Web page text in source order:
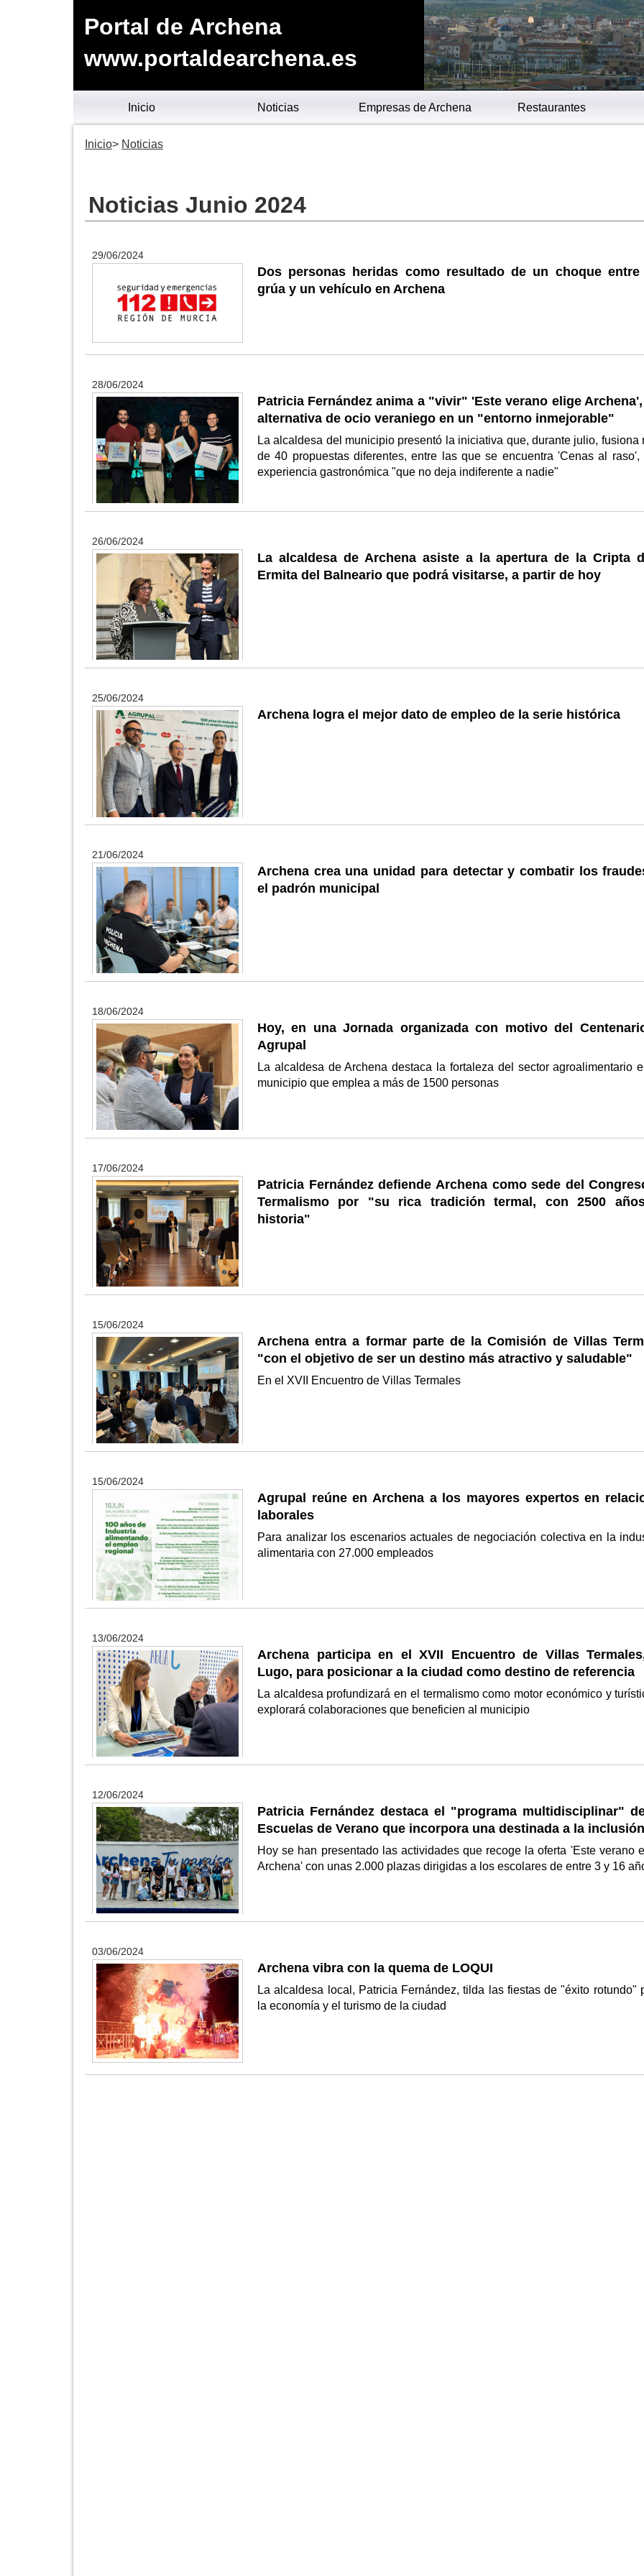
Portal de Archena
www.portaldearchena.es
Inicio Noticias Empresas de Archena Restaurantes
Inicio Noticias
Noticias Junio 2024
29/06/2024
Dos personas heridas como resultado de un choque entre
grúa y un vehículo en Archena
28/06/2024
Patricia Fernández anima a "vivir" 'Este verano elige
alternativa de ocio veraniego en un "entorno inmejorable"
La alcaldesa del municipio presentó la iniciativa que, durante julio, fusiona
de 40 propuestas diferentes, entre las que se encuentra 'Cenas al raso',
experiencia gastronómica "que no deja indiferente a nadie"
26/06/2024
La alcaldesa de Archena asiste a la apertura de la Cripta
Ermita del Balneario que podrá visitarse, a partir de hoy
25/06/2024
Archena logra el mejor dato de empleo de la serie histórica
21/06/2024
Archena crea una unidad para detectar y combatir los
el padrón municipal
18/06/2024
Hoy, en una Jornada organizada con motivo del
Agrupal
La alcaldesa de Archena destaca la fortaleza del sector agroalimentario
municipio que emplea a más de 1500 personas
17/06/2024
Patricia Fernández defiende Archena como sede del
Termalismo por "su rica tradición termal, con 2500
historia"
15/06/2024
Archena entra a formar parte de la Comisión de Villas
"con el objetivo de ser un destino más atractivo y saludable"
En el XVII Encuentro de Villas Termales
15/06/2024
Agrupal reúne en Archena a los mayores expertos en
laborales
Para analizar los escenarios actuales de negociación colectiva en la
alimentaria con 27.000 empleados
13/06/2024
Archena participa en el XVII Encuentro de Villas
Lugo, para posicionar a la ciudad como destino de referencia
La alcaldesa profundizará en el termalismo como motor económico y
explorará colaboraciones que beneficien al municipio
12/06/2024
Patricia Fernández destaca el "programa multidisciplinar"
Escuelas de Verano que incorpora una destinada a la inclusión
Hoy se han presentado las actividades que recoge la oferta 'Este verano
Archena' con unas 2.000 plazas dirigidas a los escolares de entre 3 y 16
03/06/2024
Archena vibra con la quema de LOQUI
La alcaldesa local, Patricia Fernández, tilda las fiestas de "éxito rotundo"
la economía y el turismo de la ciudad